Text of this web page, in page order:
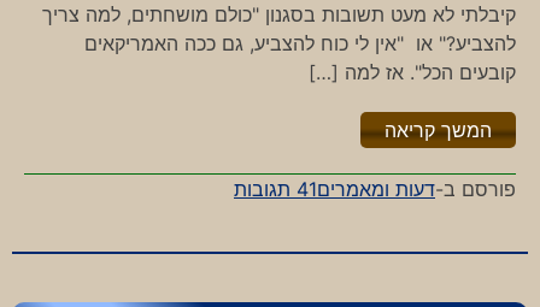
קיבלתי לא מעט תשובות בסגנון "כולם מושחתים, למה צריך
להצביע?" או "אין לי כוח להצביע, גם ככה האמריקאים
קובעים הכל". אז למה […]
המשך קריאה"%s"
פורסם ב-דעות ומאמרים41 תגובות
על
של